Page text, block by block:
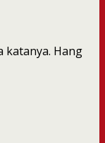
katanya. Hang